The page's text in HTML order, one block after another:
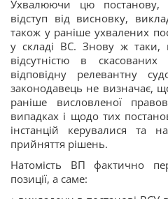
Ухвалюючи цю
відступ від висновку,
також у раніше ухвалених
у складі ВС. Знову ж таки,
відсутністю в
відповідну релевантну
законодавець не визначає,
раніше висловленої
випадках і щодо тих
інстанцій керувалися та
прийняття рішень.
Натомість ВП фактично
позиції, а саме: